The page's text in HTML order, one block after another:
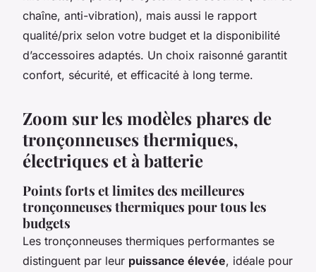
chaîne, anti-vibration), mais aussi le rapport
qualité/prix selon votre budget et la disponibilité
d’accessoires adaptés. Un choix raisonné garantit
confort, sécurité, et efficacité à long terme.
Zoom sur les modèles phares de
tronçonneuses thermiques,
électriques et à batterie
Points forts et limites des meilleures
tronçonneuses thermiques pour tous les
budgets
Les tronçonneuses thermiques performantes se
distinguent par leur puissance élevée, idéale pour